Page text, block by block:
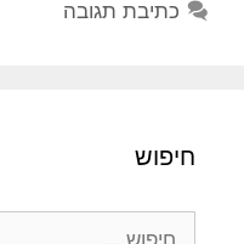
כתיבת תגובה
חיפוש